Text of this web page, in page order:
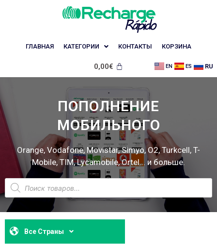
ГЛАВНАЯ КАТЕГОРИИ КОНТАКТЫ КОРЗИНА
0,00€ EN ES RU
ПОПОЛНЕНИЕ
МОБИЛЬНОГО
Orange, Vodafone, Movistar, Simyo, O2, Turkcell, T-
Mobile, TIM, Lycamobile, Ortel... и больше.
Все Страны